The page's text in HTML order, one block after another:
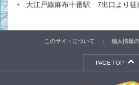
大江戸線麻布十番駅 7出口より徒
このサイトについて ｜ 個人情報
PAGE TOP